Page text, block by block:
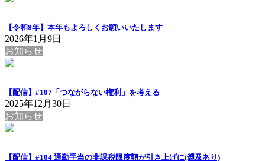
【令和8年】本年もよろしくお願いいたします
2026年1月9日
お知らせ
【配信】#107「つながらない権利」を考える
2025年12月30日
お知らせ
【配信】#104 通勤手当の非課税限度額が引き上げに(遡及あり)